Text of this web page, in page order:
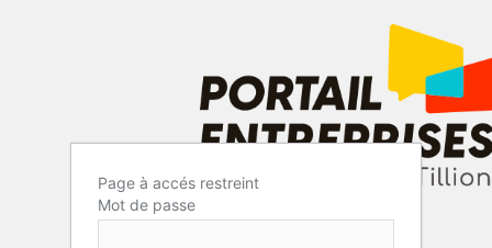
Page à accés restreint
Mot de passe